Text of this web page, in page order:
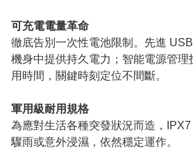
可充電電量革命
徹底告別一次性電池限制。先進
機身中提供持久電力；智能電源管理
用時間，關鍵時刻定位不間斷。
軍用級耐用規格
為應對生活各種突發狀況而造，
驟雨或意外浸濕，依然穩定運作。